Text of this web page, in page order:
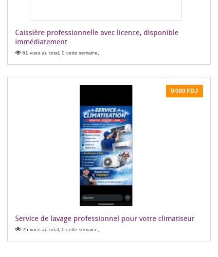
Caissière professionnelle avec licence, disponible
immédiatement
61 vues au total, 0 cette semaine,
9 000 FDJ
Service de lavage professionnel pour votre climatiseur
25 vues au total, 0 cette semaine,